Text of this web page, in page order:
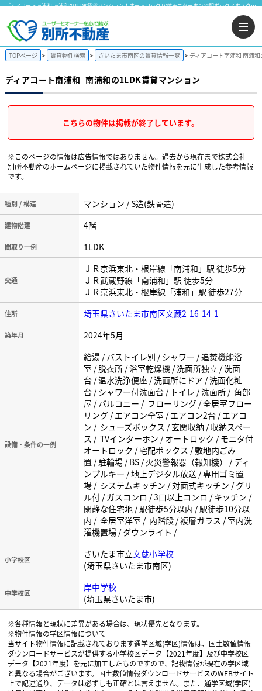
ディアコート南浦和 南浦和の1LDK賃貸マンション！オートロックTV付モニターホン宅配ボックスホスクリーンエアコン｜株式会社 別所不動産
TOPページ 賃貸物件検索 さいたま市南区の賃貸情報一覧 ディアコート南浦和 南浦
ディアコート南浦和 南浦和の1LDK賃貸マンション
こちらの物件は掲載が終了しています。
※このページの情報は広告情報ではありません。過去から現在まで株式会社
別所不動産のホームぺージに掲載されていた物件情報を元に生成した参考情報
です。
種別 / 構造 マンション / S造(鉄骨造)
建物階建 4階
間取り一例 1LDK
交通
ＪＲ京浜東北・根岸線「南浦和」駅 徒歩5分
ＪＲ武蔵野線「南浦和」駅 徒歩5分
ＪＲ京浜東北・根岸線「浦和」駅 徒歩27分
住所 埼玉県さいたま市南区文蔵2-16-14-1
築年月 2024年5月
設備・条件の一例
給湯 / バストイレ別 / シャワー / 追焚機能浴
室 / 脱衣所 / 浴室乾燥機 / 洗面所独立 / 洗面
台 / 温水洗浄便座 / 洗面所にドア / 洗面化粧
台 / シャワー付洗面台 / トイレ / 洗面所 / 角部
屋 / バルコニー / フローリング / 全居室フロー
リング / エアコン全室 / エアコン2台 / エアコ
ン / シューズボックス / 玄関収納 / 収納スペー
ス / TVインターホン / オートロック / モニタ付
オートロック / 宅配ボックス / 敷地内ごみ
置 / 駐輪場 / BS / 火災警報器（報知機） / ディ
ンプルキー / 地上デジタル放送 / 専用ゴミ置
場 / システムキッチン / 対面式キッチン / グリ
ル付 / ガスコンロ / 3口以上コンロ / キッチン /
閑静な住宅地 / 駅徒歩5分以内 / 駅徒歩10分以
内 / 全居室洋室 / 内階段 / 複層ガラス / 室内洗
濯機置場 / ダウンライト /
小学校区 さいたま市立文蔵小学校
(埼玉県さいたま市南区)
中学校区
岸中学校
(埼玉県さいたま市)
※各種情報と現状に差異がある場合は、現状優先となります。
※物件情報の学区情報について
当サイト物件情報に記載されております通学区域(学区)情報は、国土数値情報
ダウンロードサービスが提供する小学校区データ【2021年度】及び中学校区
データ【2021年度】を元に加工したものですので、記載情報が現在の学区域
と異なる場合がございます。国土数値情報ダウンロードサービスのWEBサイト
上で記述通り、データは必ずしも正確とは言えません。また、通学区域(学区)